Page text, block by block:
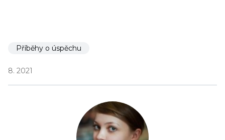
Příběhy o úspěchu
8. 2021